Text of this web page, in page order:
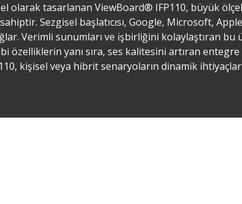
olarak tasarlanan ViewBoard® IFP110, büyük
Sezgisel başlatıcısı, Google, Microsoft,
Verimli sunumları ve işbirliğini kolaylaştıran bu
özelliklerin yanı sıra, ses kalitesini artıran
kişisel veya hibrit senaryoların dinamik